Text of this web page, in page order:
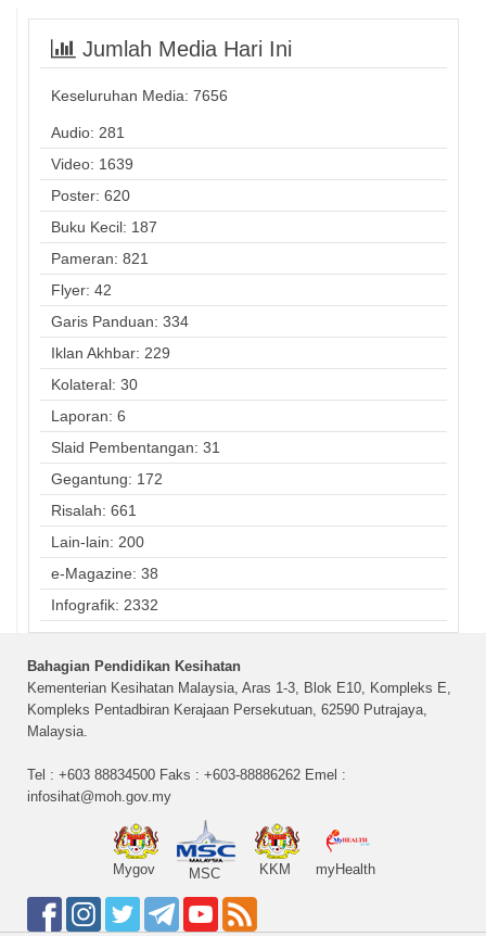
Jumlah Media Hari Ini
Keseluruhan Media: 7656
Audio: 281
Video: 1639
Poster: 620
Buku Kecil: 187
Pameran: 821
Flyer: 42
Garis Panduan: 334
Iklan Akhbar: 229
Kolateral: 30
Laporan: 6
Slaid Pembentangan: 31
Gegantung: 172
Risalah: 661
Lain-lain: 200
e-Magazine: 38
Infografik: 2332
Bahagian Pendidikan Kesihatan
Kementerian Kesihatan Malaysia, Aras 1-3, Blok E10, Kompleks E,
Kompleks Pentadbiran Kerajaan Persekutuan, 62590 Putrajaya,
Malaysia.
Tel : +603 88834500 Faks : +603-88886262 Emel :
infosihat@moh.gov.my
Mygov MSC KKM myHealth